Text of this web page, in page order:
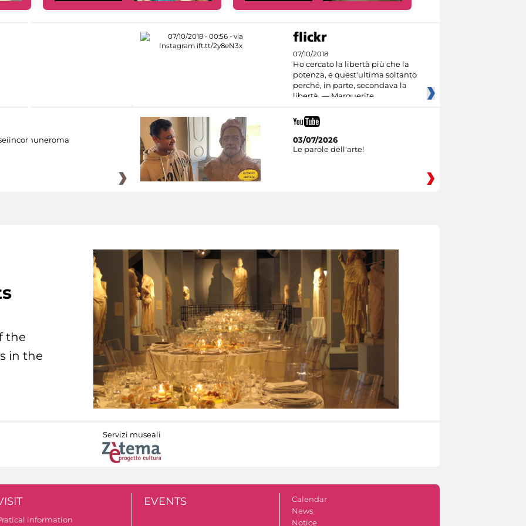
07/10/2018
Ho cercato la libertà più che la
potenza, e quest'ultima soltanto
perché, in parte, secondava la
libertà. — Marguerite
03/07/2026
Le parole dell'arte!
the
in the
Servizi museali
information
EVENTS
Calendar
News
Notice